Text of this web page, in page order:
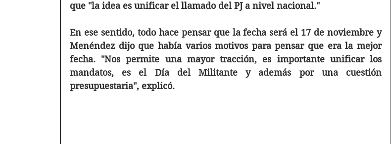
que "la idea es unificar el llamado del PJ a nivel nacional."
En ese sentido, todo hace pensar que la fecha será el 17 de noviembre y
Menéndez dijo que había varios motivos para pensar que era la mejor
fecha. "Nos permite una mayor tracción, es importante unificar los
mandatos, es el Día del Militante y además por una cuestión
presupuestaria", explicó.